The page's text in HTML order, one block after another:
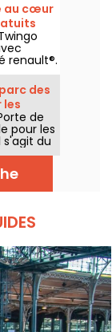
au cœur
renault®.
du
oublier
est
(lien
des
de
pour les
s'agit du
grands
ainsi